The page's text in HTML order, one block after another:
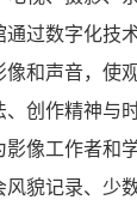
过数字化技
和声音，使
创作精神与
像工作者和
貌记录、少